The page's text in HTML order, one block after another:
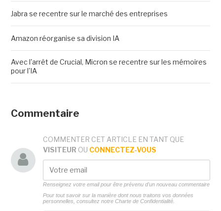
Jabra se recentre sur le marché des entreprises
Amazon réorganise sa division IA
Avec l'arrêt de Crucial, Micron se recentre sur les mémoires
pour l'IA
Commentaire
COMMENTER CET ARTICLE EN TANT QUE
VISITEUR OU CONNECTEZ-VOUS
Renseignez votre email pour être prévenu d'un nouveau commentaire
Pour tout savoir sur la manière dont nous traitons vos données
personnelles, consultez notre Charte de Confidentialité.